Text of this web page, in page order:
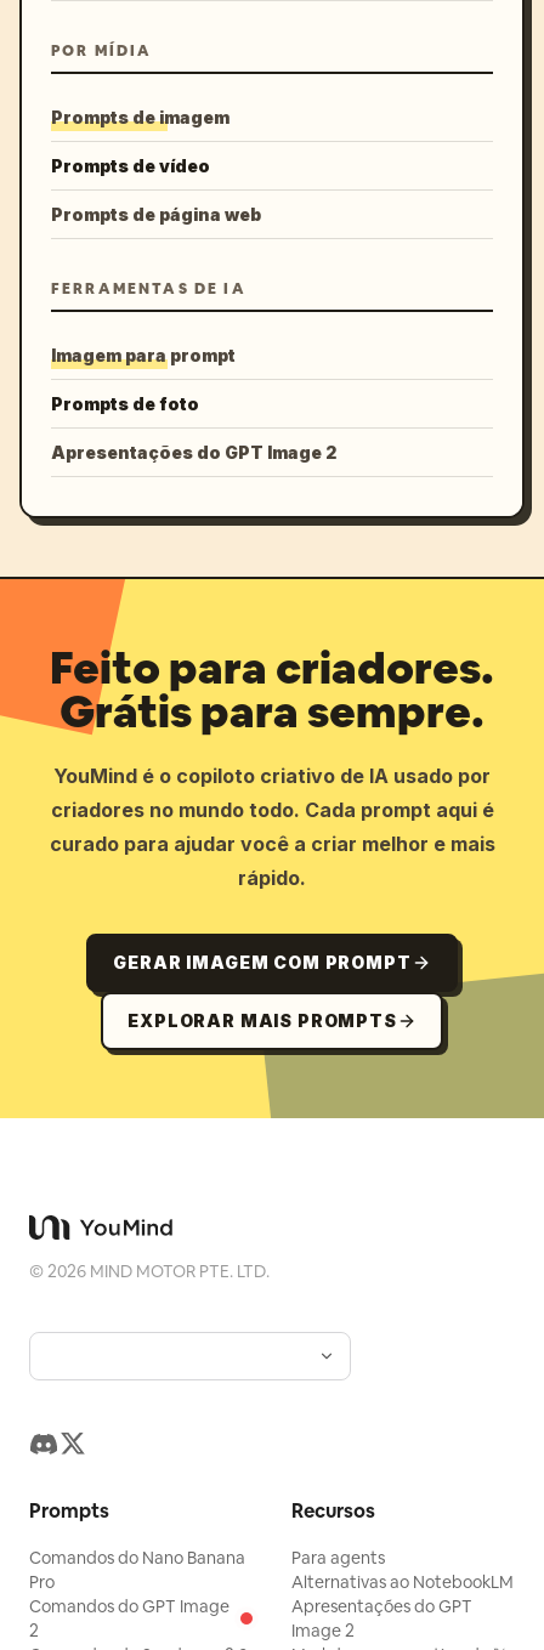
POR MÍDIA
Prompts de imagem
Prompts de vídeo
Prompts de página web
FERRAMENTAS DE IA
Imagem para prompt
Prompts de foto
Apresentações do GPT Image 2
Feito para criadores.
Grátis para sempre.
YouMind é o copiloto criativo de IA usado por
criadores no mundo todo. Cada prompt aqui é
curado para ajudar você a criar melhor e mais
rápido.
GERAR IMAGEM COM PROMPT
EXPLORAR MAIS PROMPTS
©2026 MIND MOTOR PTE. LTD.
Prompts
Comandos do Nano Banana
Pro
Comandos do GPT Image
2
Recursos
Para agents
Alternativas ao NotebookLM
Apresentações do GPT
Image 2